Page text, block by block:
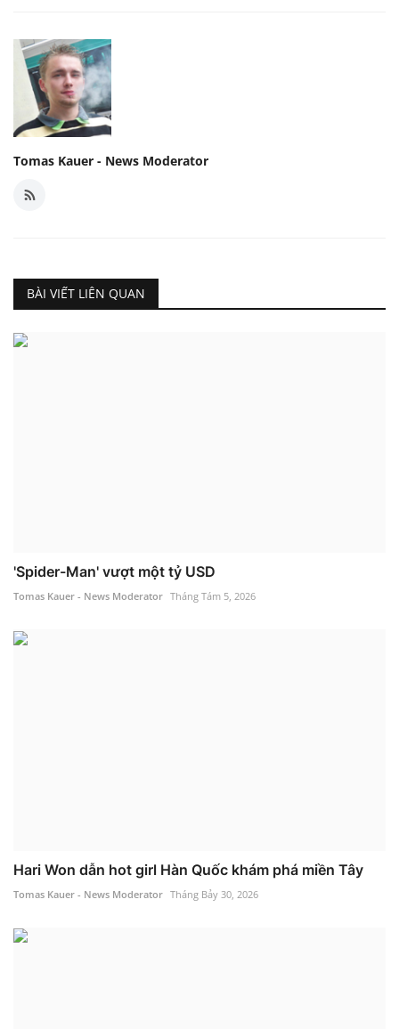
Tomas Kauer - News Moderator
BÀI VIẾT LIÊN QUAN
'Spider-Man' vượt một tỷ USD
Tomas Kauer - News Moderator Tháng Tám 5, 2026
Hari Won dẫn hot girl Hàn Quốc khám phá miền Tây
Tomas Kauer - News Moderator Tháng Bảy 30, 2026